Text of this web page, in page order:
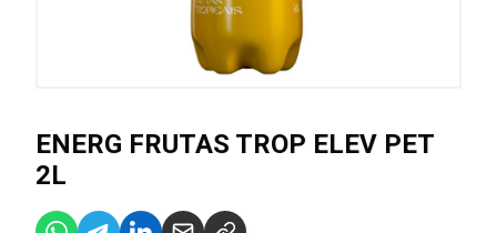
ENERG FRUTAS TROP ELEV PET
2L